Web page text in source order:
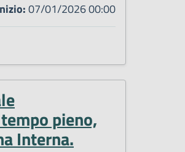
07/01/2026 00:00
pieno,
Interna.